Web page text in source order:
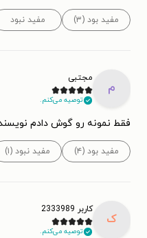
مفید بود (۳) مفید نبود
م
مجتبی
توصیه می‌کنم.
فقط نمونه رو گوش دادم
مفید بود (۴) مفید نبود (۱)
ک
کاربر 2333989
توصیه می‌کنم.